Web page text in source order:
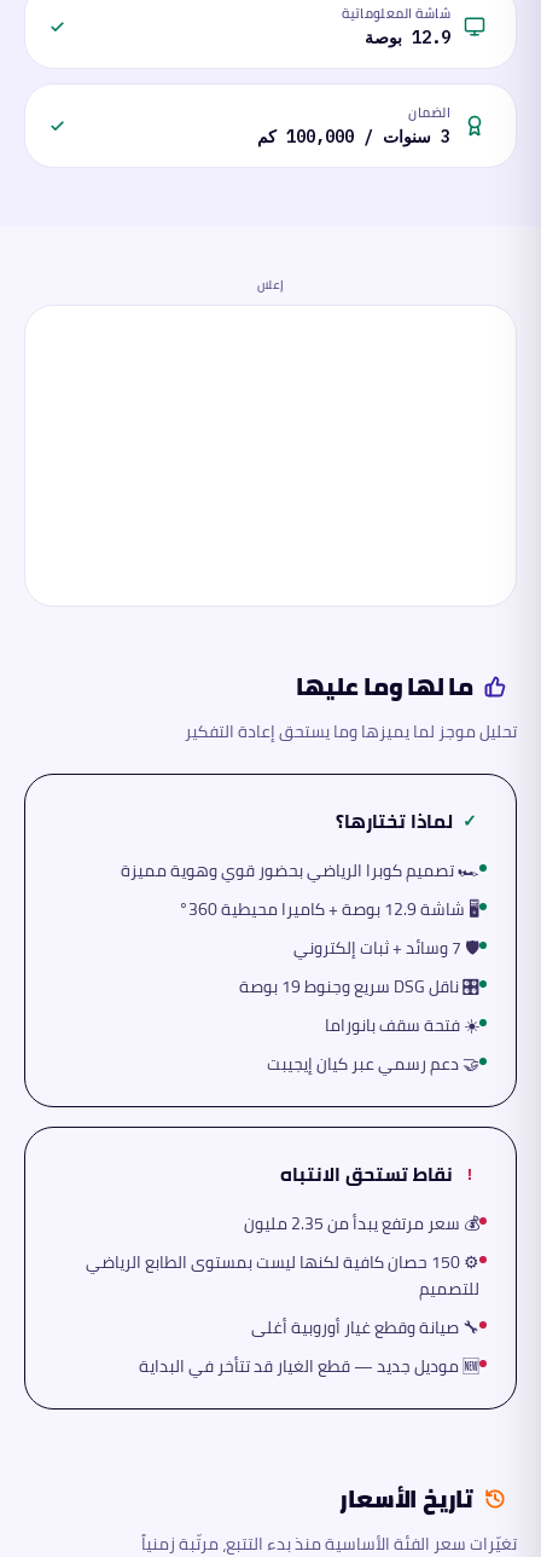
شاشة المعلوماتية
12.9 بوصة
الضمان
3 سنوات / 100,000 كم
إعلان
ما لها وما عليها
تحليل موجز لما يميزها وما يستحق إعادة التفكير
✓ لماذا تختارها؟
🏎️ تصميم كوبرا الرياضي بحضور قوي وهوية مميزة
🖥️ شاشة 12.9 بوصة + كاميرا محيطية 360°
🛡️ 7 وسائد + ثبات إلكتروني
🎛️ ناقل DSG سريع وجنوط 19 بوصة
☀️ فتحة سقف بانوراما
🤝 دعم رسمي عبر كيان إيجيبت
! نقاط تستحق الانتباه
💰 سعر مرتفع يبدأ من 2.35 مليون
⚙️ 150 حصان كافية لكنها ليست بمستوى الطابع الرياضي
للتصميم
🔧 صيانة وقطع غيار أوروبية أغلى
🆕 موديل جديد — قطع الغيار قد تتأخر في البداية
تاريخ الأسعار
تغيّرات سعر الفئة الأساسية منذ بدء التتبع، مرتّبة زمنياً